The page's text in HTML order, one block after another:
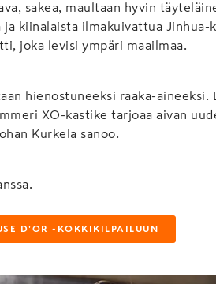
sakea, maultaan hyvin
kiinalaista ilmakuivattua Jinhua-
joka levisi ympäri maailmaa.
hienostuneeksi raaka-aineeksi.
XO-kastike tarjoaa aivan
Kurkela sanoo.
D'OR -KOKKIKILPAILUUN